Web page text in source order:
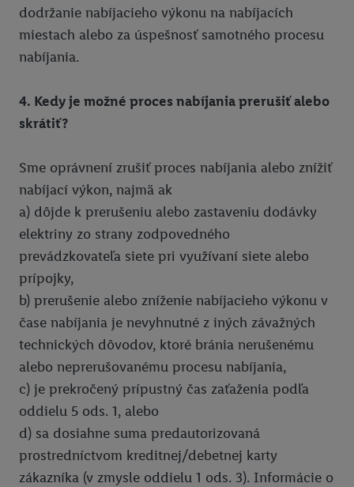
dodržanie nabíjacieho výkonu na nabíjacích
miestach alebo za úspešnosť samotného procesu
nabíjania.
4. Kedy je možné proces nabíjania prerušiť alebo
skrátiť?
Sme oprávnení zrušiť proces nabíjania alebo znížiť
nabíjací výkon, najmä ak
a) dôjde k prerušeniu alebo zastaveniu dodávky
elektriny zo strany zodpovedného
prevádzkovateľa siete pri využívaní siete alebo
prípojky,
b) prerušenie alebo zníženie nabíjacieho výkonu v
čase nabíjania je nevyhnutné z iných závažných
technických dôvodov, ktoré bránia nerušenému
alebo neprerušovanému procesu nabíjania,
c) je prekročený prípustný čas zaťaženia podľa
oddielu 5 ods. 1, alebo
d) sa dosiahne suma predautorizovaná
prostredníctvom kreditnej/debetnej karty
zákazníka (v zmysle oddielu 1 ods. 3). Informácie o